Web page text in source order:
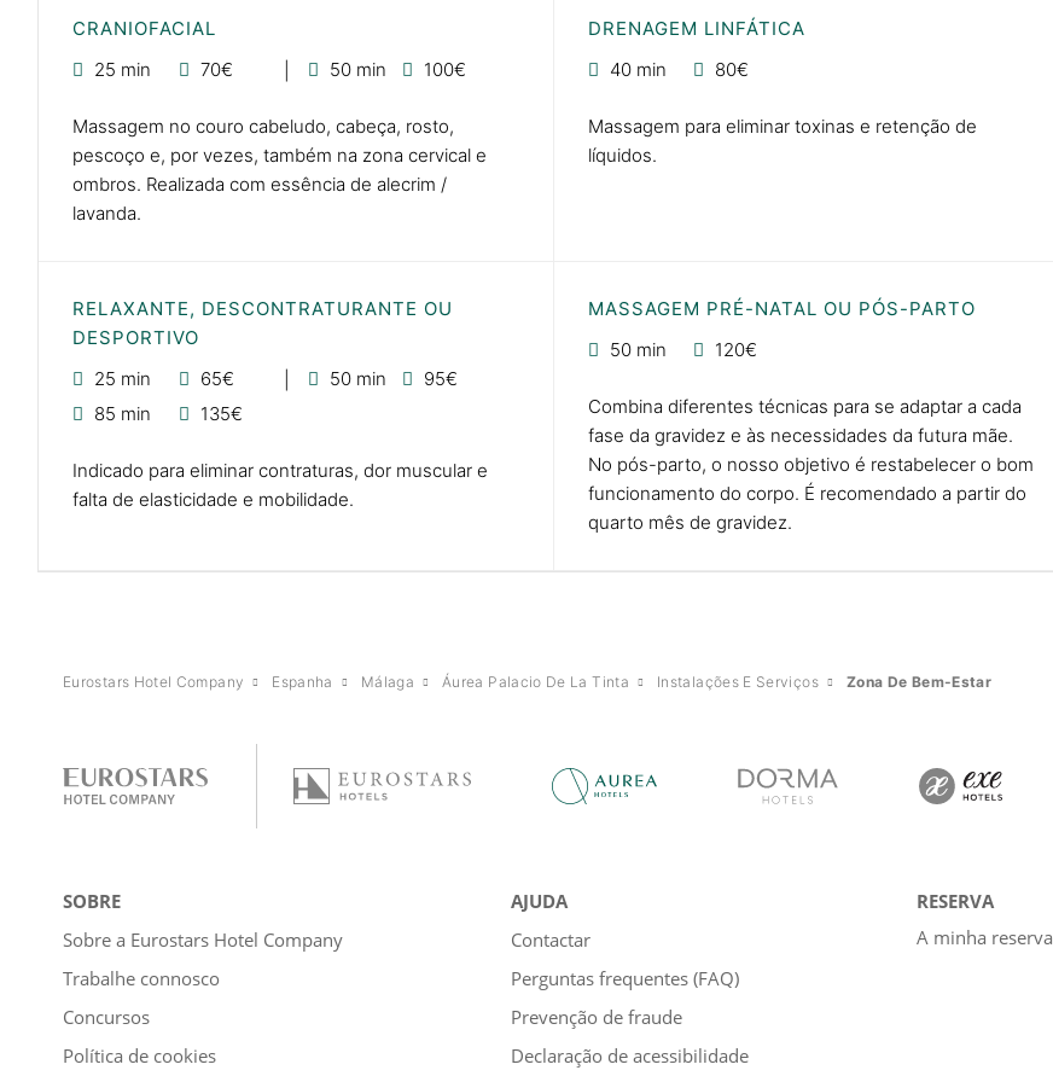
CRANIOFACIAL
25 min
70€ 50 min 100€
Massagem no couro cabeludo, cabeça, rosto,
pescoço e, por vezes, também na zona cervical e
ombros. Realizada com essência de alecrim /
lavanda.
DRENAGEM LINFÁTICA
40 min
80€
Massagem para eliminar toxinas e retenção de
líquidos.
RELAXANTE, DESCONTRATURANTE OU
DESPORTIVO
25 min
65€ 50 min
95€
85 min
135€
Indicado para eliminar contraturas, dor muscular e
falta de elasticidade e mobilidade.
MASSAGEM PRÉ-NATAL OU PÓS-PARTO
50 min
120€
Combina diferentes técnicas para se adaptar a cada
fase da gravidez e às necessidades da futura mãe.
No pós-parto, o nosso objetivo é restabelecer o bom
funcionamento do corpo. É recomendado a partir do
quarto mês de gravidez.
Eurostars Hotel Company Espanha Málaga Áurea Palacio De La Tinta Instalações E Serviços Zona De Bem-Estar
SOBRE
Sobre a Eurostars Hotel Company
Trabalhe connosco
Concursos
Política de cookies
AJUDA
Contactar
Perguntas frequentes (FAQ)
Prevenção de fraude
Declaração de acessibilidade
RESERVA
A minha reserva